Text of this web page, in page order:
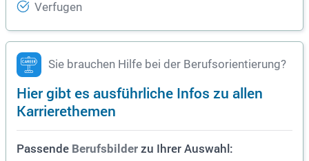
Verfugen
Sie brauchen Hilfe bei der Berufsorientierung?
Hier gibt es ausführliche Infos zu allen
Karrierethemen
Passende Berufsbilder zu Ihrer Auswahl: